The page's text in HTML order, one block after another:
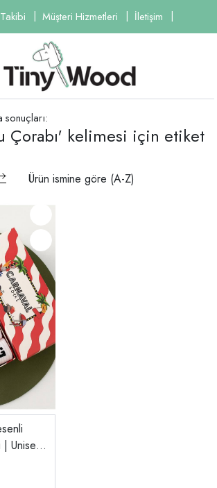
Müşteri Hizmetleri İletişim
sonuçları:
Çorabı' kelimesi için etiket
Ürün ismine göre (A-Z)
Unisex